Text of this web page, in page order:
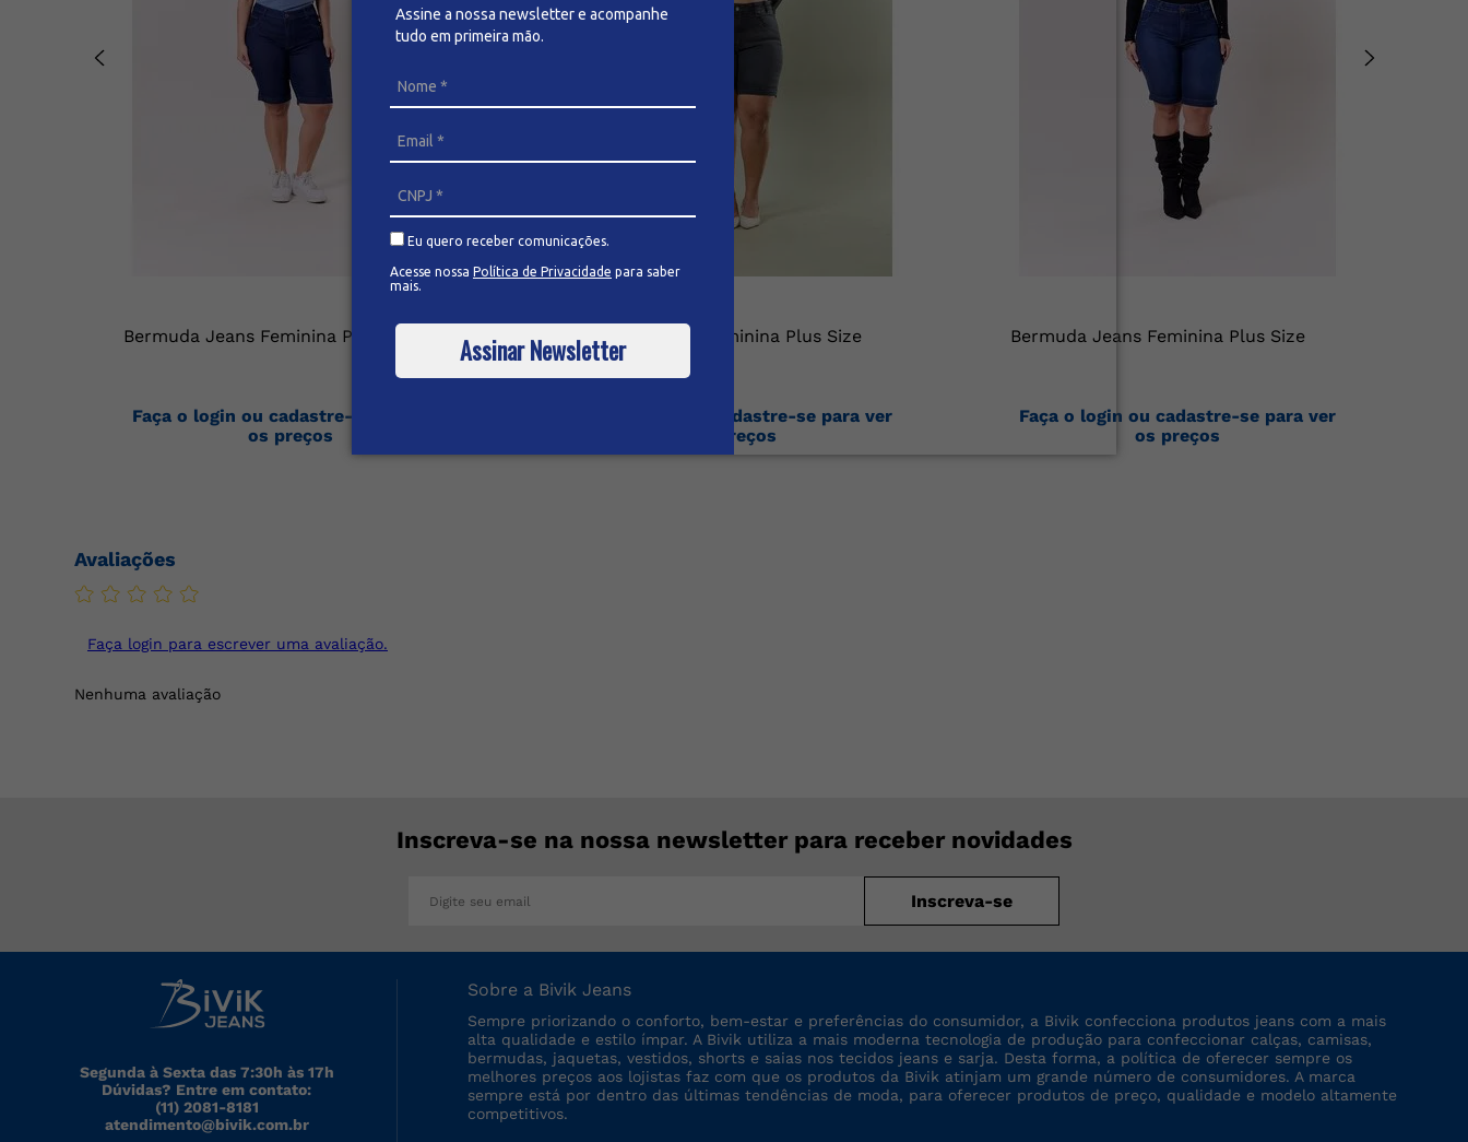
Assine a nossa newsletter e acompanhe
tudo em primeira mão.
Eu quero receber comunicações.
Acesse nossa Política de Privacidade para saber
mais.
Assinar Newsletter
Bermuda Jeans Feminina Plus Size
Faça o login ou cadastre-se para ver
os preços
Bermuda Jeans Feminina Plus Size
Faça o login ou cadastre-se para ver
os preços
Bermuda Jeans Feminina Plus Size
Faça o login ou cadastre-se para ver
os preços
Avaliações
Faça login para escrever uma avaliação.
Nenhuma avaliação
Inscreva-se na nossa newsletter para receber novidades
Inscreva-se
Segunda à Sexta das 7:30h às 17h
Dúvidas? Entre em contato:
(11) 2081-8181
atendimento@bivik.com.br
Sobre a Bivik Jeans
Sempre priorizando o conforto, bem-estar e preferências do consumidor, a Bivik confecciona produtos jeans com a mais
alta qualidade e estilo ímpar. A Bivik utiliza a mais moderna tecnologia de produção para confeccionar calças, camisas,
bermudas, jaquetas, vestidos, shorts e saias nos tecidos jeans e sarja. Desta forma, a política de oferecer sempre os
melhores preços aos lojistas faz com que os produtos da Bivik atinjam um grande número de consumidores. A marca
sempre está por dentro das últimas tendências de moda, para oferecer produtos de preço, qualidade e modelo altamente
competitivos.